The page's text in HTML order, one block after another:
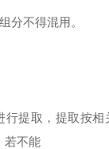
分不得混用。
行提取，提取按相
若不能